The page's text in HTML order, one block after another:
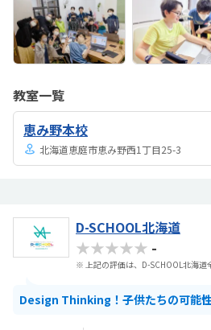
教室一覧
恵み野本校
北海道恵庭市恵み野西1丁目25-3
D-SCHOOL北海道
★★★★★ -
※ 上記の評価は、D-SCHOOL北海道
Design Thinking！子供たちの可能